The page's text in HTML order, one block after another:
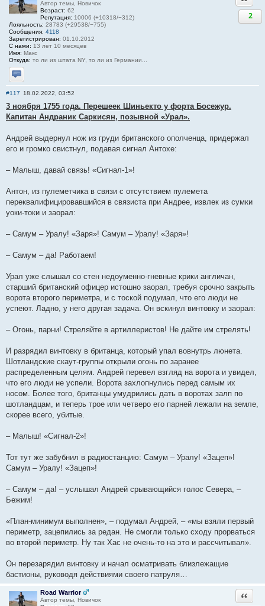
Автор темы, Новичок
Возраст: 62
Репутация: 10006 (+10318/−312)
Лояльность: 28783 (+29538/−755)
Сообщения: 4118
Зарегистрирован: 01.10.2012
С нами: 13 лет 10 месяцев
Имя: Макс
Откуда: то ли из штата NY, то ли из Германии...
Отправить личное сообщение
2
#117 18.02.2022, 03:52
3 ноября 1755 года. Перешеек Шиньекто у форта Босежур.
Капитан Андраник Саркисян, позывной «Урал».
Андрей выдернул нож из груди британского ополченца, придержал
его и громко свистнул, подавая сигнал Антохe:
– Малыш, давай связь! «Сигнал-1»!
Антон, из пулеметчика в связи с отсутствием пулемета
переквалифицировавшийся в связиста при Андрее, извлек из сумки
уоки-токи и заорал:
– Самум – Уралу! «Заря»! Самум – Уралу! «Заря»!
– Самум – да! Работаем!
Урал уже слышал со стен недоуменно-гневные крики англичан,
старший британский офицер истошно заорал, требуя срочно закрыть
ворота второго периметра, и с тоской подумал, что его люди не
успеют. Ладно, у него другая задача. Он вскинул винтовку и заорал:
– Огонь, парни! Стреляйте в артиллеристов! Не дайте им стрелять!
И разрядил винтовку в британца, который упал вовнутрь люнета.
Шотландские скаут-группы открыли огонь по заранее
распределенным целям. Андрей перевел взгляд на ворота и увидел,
что его люди не успели. Ворота захлопнулись перед самым их
носом. Более того, британцы умудрились дать в воротах залп по
шотландцам, и теперь трое или четверо его парней лежали на земле,
скорее всего, убитые.
– Малыш! «Сигнал-2»!
Тот тут же забубнил в радиостанцию: Самум – Уралу! «Зацеп»!
Самум – Уралу! «Зацеп»!
– Самум – да! – услышал Андрей срывающийся голос Севера, –
Бежим!
«План-минимум выполнен», – подумал Андрей, – «мы взяли первый
периметр, зацепились за редан. Не смогли только сходу прорваться
во второй периметр. Ну так Хас не очень-то на это и рассчитывал».
Он перезарядил винтовку и начал осматривать близлежащие
бастионы, руководя действиями своего патруля…
Road Warrior
Автор темы, Новичок